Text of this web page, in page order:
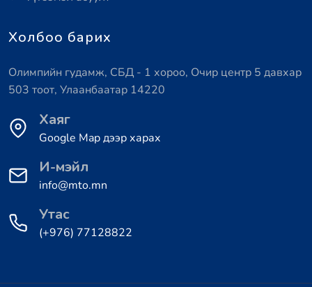
Холбоо барих
Олимпийн гудамж, СБД - 1 хороо, Очир центр 5 давхар
503 тоот, Улаанбаатар 14220
Хаяг
Google Map дээр харах
И-мэйл
info@mto.mn
Утас
(+976) 77128822